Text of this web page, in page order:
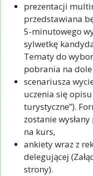
prezentacji
przedstawiana
5-minutowego
sylwetkę
Tematy do
pobrania na
scenariusza
uczenia się
turystyczne”).
zostanie
na kurs,
ankiety wraz z
delegującej
strony).